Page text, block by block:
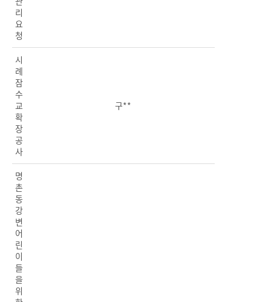
리
요
청
시
례
잠
수
교
확
장
공
사
구**
명
촌
동
강
변
어
린
이
들
을
위